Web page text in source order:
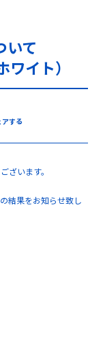
いて
ワイト）
アする
ざいます。
結果をお知らせ致し